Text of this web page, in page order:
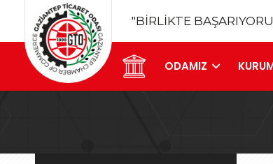
"BİRLİKTE
ODAMIZ